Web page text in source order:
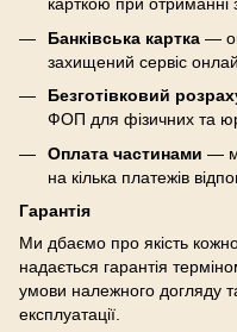
карткою при отриманні
Банківська картка —
захищений сервіс
Безготівковий
ФОП для фізичних та
Оплата частинами —
на кілька платежів
Гарантія
Ми дбаємо про якість
надається гарантія
умови належного догляду
експлуатації.